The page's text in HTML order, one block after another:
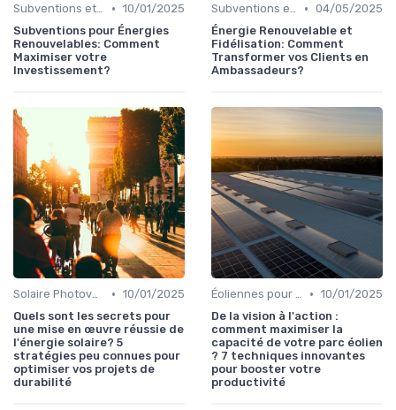
Subventions et Aides Financières • 10/01/2025
Subventions pour Énergies
Renouvelables: Comment
Maximiser votre
Investissement?
Subventions et Aides Financières • 04/05/2025
Énergie Renouvelable et
Fidélisation: Comment
Transformer vos Clients en
Ambassadeurs?
Solaire Photovoltaïque et Thermique • 10/01/2025
Quels sont les secrets pour
une mise en œuvre réussie de
l'énergie solaire? 5
stratégies peu connues pour
optimiser vos projets de
durabilité
Éoliennes pour Particuliers • 10/01/2025
De la vision à l'action :
comment maximiser la
capacité de votre parc éolien
? 7 techniques innovantes
pour booster votre
productivité